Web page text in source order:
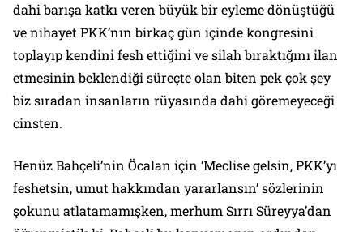
dahi barışa katkı veren büyük bir eyleme dönüştüğü
ve nihayet PKK’nın birkaç gün içinde kongresini
toplayıp kendini fesh ettiğini ve silah bıraktığını ilan
etmesinin beklendiği süreçte olan biten pek çok şey
biz sıradan insanların rüyasında dahi göremeyeceği
cinsten.
Henüz Bahçeli’nin Öcalan için ‘Meclise gelsin, PKK’yı
feshetsin, umut hakkından yararlansın’ sözlerinin
şokunu atlatamamışken, merhum Sırrı Süreyya’dan